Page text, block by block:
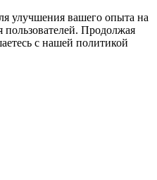
улучшения вашего опыта на
пользователей. Продолжая
с нашей политикой